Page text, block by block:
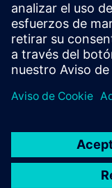
Managing software
simulations, and...
Más información